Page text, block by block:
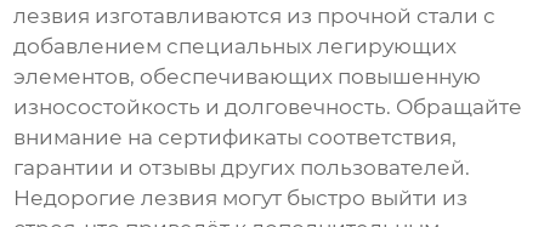
лезвия изготавливаются из прочной стали с
добавлением специальных легирующих
элементов, обеспечивающих повышенную
износостойкость и долговечность. Обращайте
внимание на сертификаты соответствия,
гарантии и отзывы других пользователей.
Недорогие лезвия могут быстро выйти из